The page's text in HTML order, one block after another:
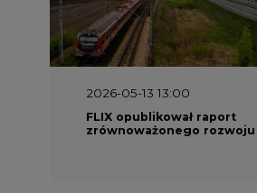
2026-05-13 13:00
FLIX opublikował raport
zrównoważonego rozwoju